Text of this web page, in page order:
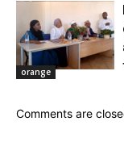
orange
Comments are